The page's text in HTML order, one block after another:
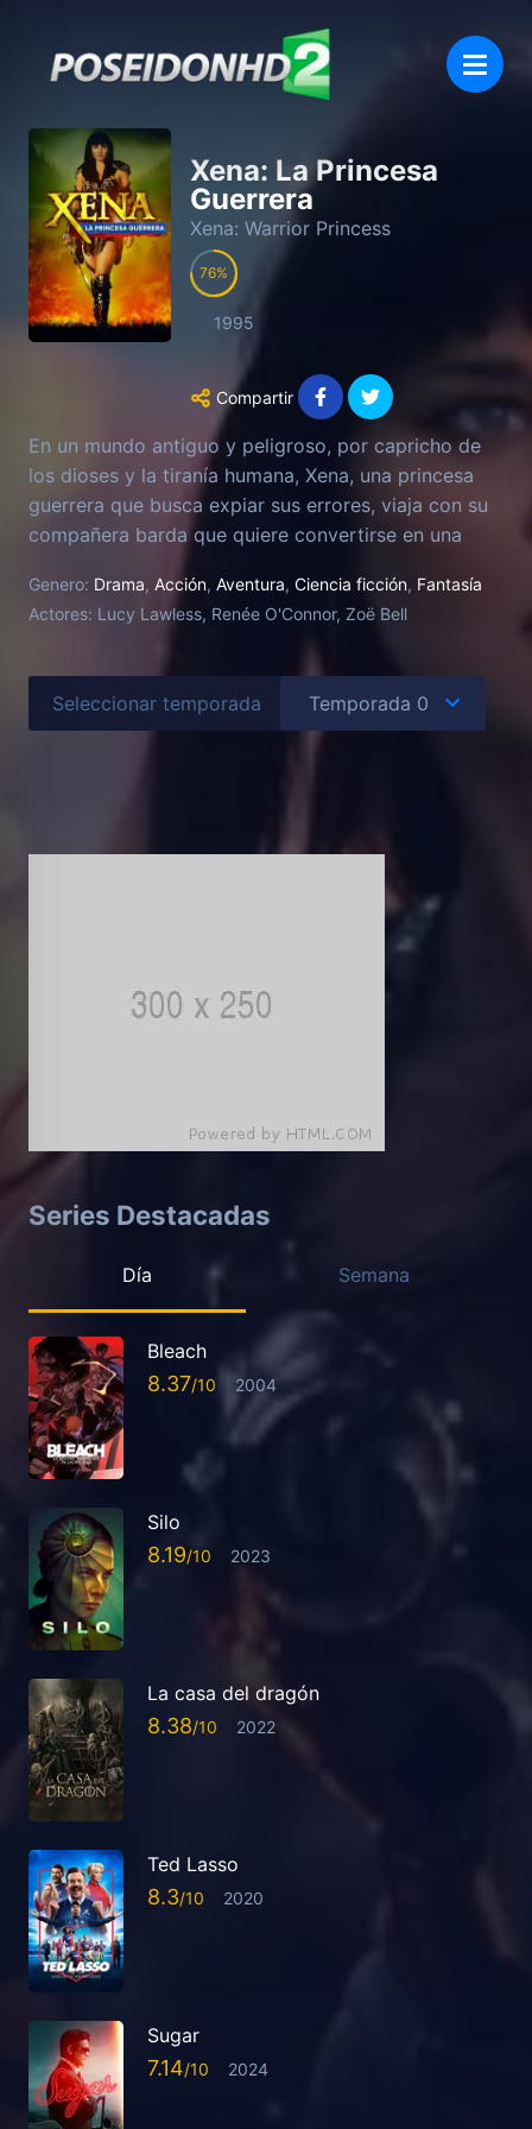
Xena: La Princesa
Guerrera
Xena: Warrior Princess
76
1995
Compartir
En un mundo antiguo y peligroso, por capricho de
los dioses y la tiranía humana, Xena, una princesa
guerrera que busca expiar sus errores, viaja con su
compañera barda que quiere convertirse en una
luchar contra la injusticia y las fuerzas de la
oscuridad.
Genero: Drama, Acción, Aventura, Ciencia ficción, Fantasía
Actores: Lucy Lawless, Renée O'Connor, Zoë Bell
Seleccionar temporada
Series Destacadas
Día Semana
Bleach
8.37 2004
Silo
8.19 2023
La casa del dragón
8.38 2022
Ted Lasso
8.3 2020
Sugar
7.14 2024